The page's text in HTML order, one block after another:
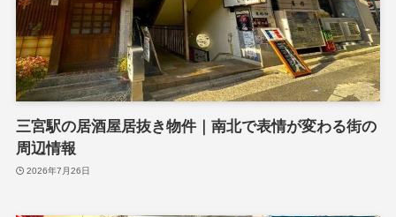
三宮駅の居酒屋居抜き物件｜南北で表情が変わる街の
周辺情報
2026年7月26日